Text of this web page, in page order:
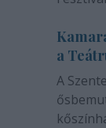
a
A